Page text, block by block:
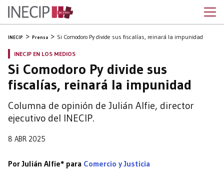
INECIP Prensa Si Comodoro Py divide sus fiscalías, reinará la impunidad
INECIP EN LOS MEDIOS
Si Comodoro Py divide sus
fiscalías, reinará la impunidad
Columna de opinión de Julián Alfie, director
ejecutivo del INECIP.
8 ABR 2025
Por Julián Alfie* para Comercio y Justicia